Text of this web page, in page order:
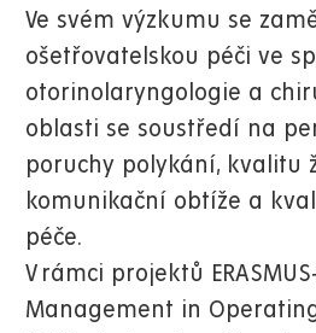
Ve svém výzkumu se
ošetřovatelskou péči ve
otorinolaryngologie a
oblasti se soustředí na
poruchy polykání, kvalitu
komunikační obtíže a
péče.
V rámci projektů
Management in Operating